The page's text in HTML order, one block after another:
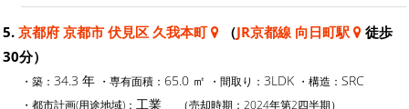
5. 京都府 京都市 伏見区 久我本町 （JR京都線 向日町駅
徒歩
30分）
・築： 34.3 年 ・専有面積： 65.0 ㎡ ・間取り： 3LDK ・構造： SRC
・都市計画(用途地域)： 工業 （売却時期：2024年第2四半期）